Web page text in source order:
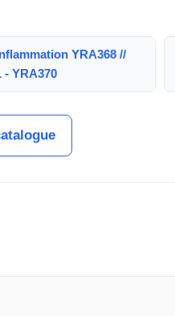
YRA368 //
- YRA370